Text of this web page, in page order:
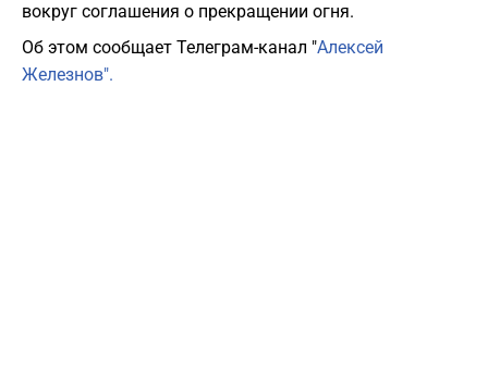
вокруг соглашения о прекращении огня.
Об этом сообщает Телеграм-канал "Алексей
Железнов".